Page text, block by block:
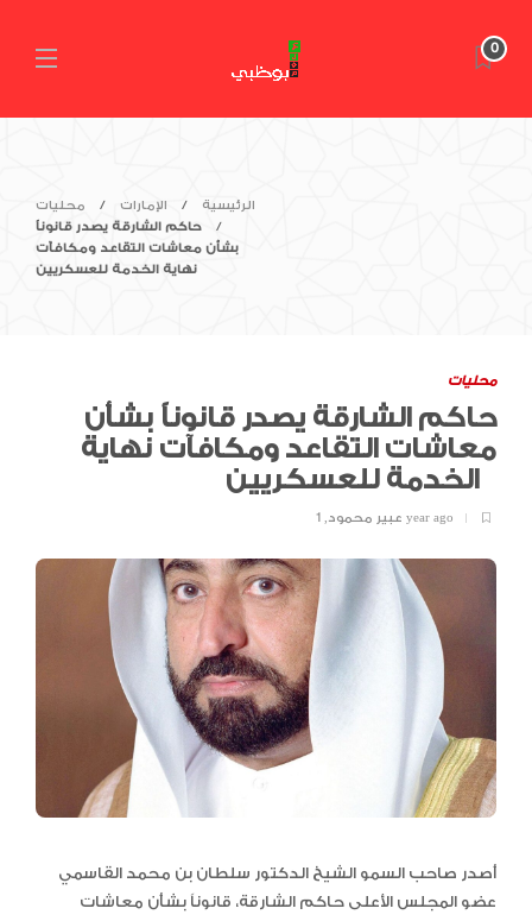
0
الرئيسية الإمارات
محليات
حاكم الشارقة يصدر قانوناً
بشأن معاشات التقاعد ومكافآت
نهاية الخدمة للعسكريين
محليات
حاكم الشارقة يصدر قانوناً بشأن
معاشات التقاعد ومكافآت نهاية
عبير محمود, 1 year ago
أصدر صاحب السمو الشيخ الدكتور سلطان بن محمد القاسمي
عضو المجلس الأعلى حاكم الشارقة، قانوناً بشأن معاشات